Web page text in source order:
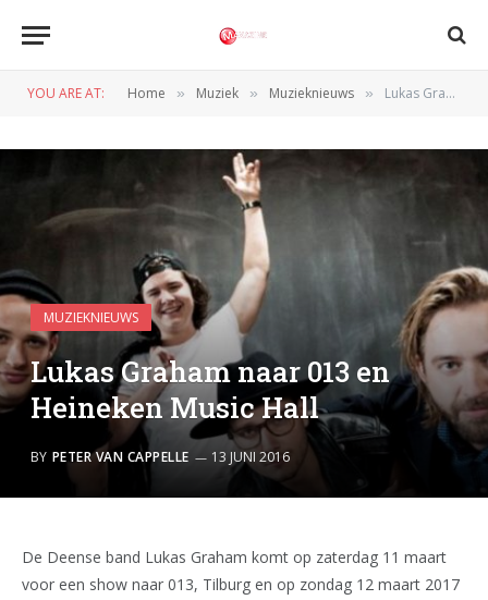
YOU ARE AT: Home » Muziek » Muzieknieuws » Lukas Graham naar 013 en Heineken Music Hall
MUZIEKNIEUWS
Lukas Graham naar 013 en
Heineken Music Hall
BY PETER VAN CAPPELLE 13 JUNI 2016
De Deense band Lukas Graham komt op zaterdag 11 maart
voor een show naar 013, Tilburg en op zondag 12 maart 2017